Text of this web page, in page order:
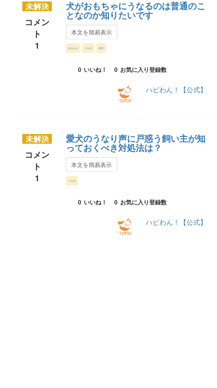
未解決
コメン
ト
1
犬がおもちゃにうなるのは普通のこ
となのか知りたいです
本文を簡易表示
おもちゃ うなる 柴犬
0 いいね！ 0 お気に入り登録数
ハピわん！【公式】
未解決
コメン
ト
1
愛犬のうなり声に戸惑う飼い主が知
っておくべき対処法は？
本文を簡易表示
うなる
0 いいね！ 0 お気に入り登録数
ハピわん！【公式】